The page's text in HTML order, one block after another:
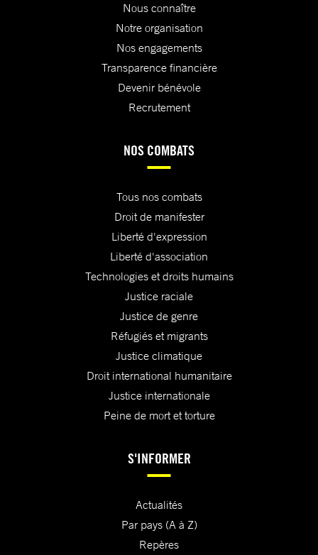
Nous connaître
Notre organisation
Nos engagements
Transparence financière
Devenir bénévole
Recrutement
NOS COMBATS
Tous nos combats
Droit de manifester
Liberté d'expression
Liberté d'association
Technologies et droits humains
Justice raciale
Justice de genre
Réfugiés et migrants
Justice climatique
Droit international humanitaire
Justice internationale
Peine de mort et torture
S'INFORMER
Actualités
Par pays (A à Z)
Repères